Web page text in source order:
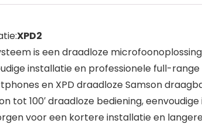
XPD2
is een draadloze
installatie en professionele full-
en XPD draadloze Samson
tot 100′ draadloze bediening,
voor een kortere installatie en